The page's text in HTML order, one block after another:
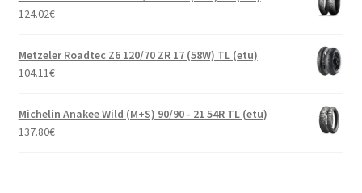
124.02€
Metzeler Roadtec Z6 120/70 ZR 17 (58W) TL (etu)
104.11€
Michelin Anakee Wild (M+S) 90/90 - 21 54R TL (etu)
137.80€